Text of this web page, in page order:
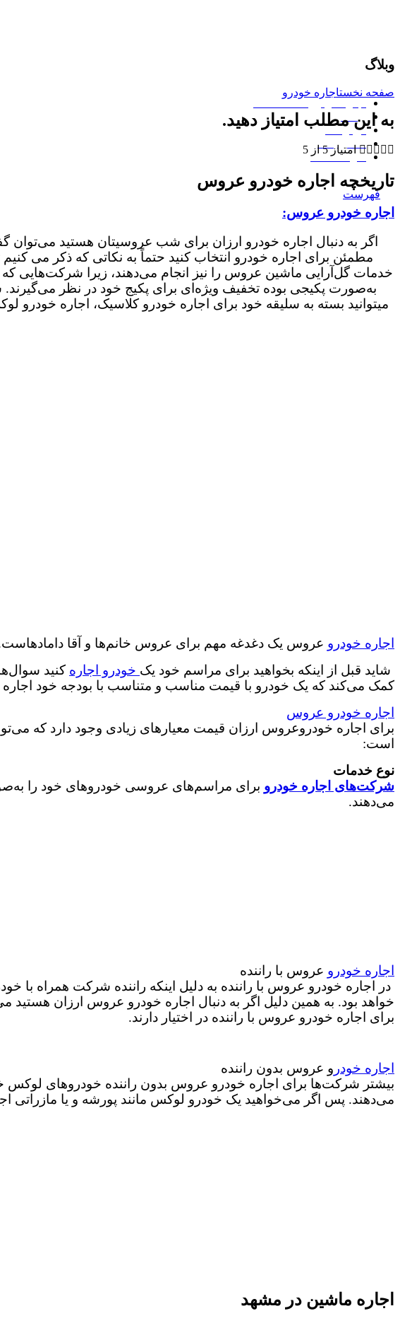
اجاره خودرو کالسکه طلایی
درباره ما
تماس با ما
سوالات متداول
09001701801
|
09159136970
فهرست
جستجو
وبلاگ
صفحه نخستاجاره خودرو
به این مطلب امتیاز دهید.
   امتیاز 5 از 5
تاریخچه اجاره خودرو عروس
اجاره خودرو عروس:
اگر به دنبال اجاره خودرو ارزان برای شب عروسیتان هستید می‌توان
مطمئن برای اجاره خودرو انتخاب کنید حتماً به نکاتی که ذکر می
خدمات گل‌آرایی ماشین عروس را نیز انجام می‌دهند، زیرا شرکت‌هایی که
به‌صورت پکیجی بوده تخفیف ویژه‌ای برای پکیج خود در نظر
میتوانید بسته به سلیقه خود برای اجاره خودرو کلاسیک، اجاره خودرو
اجاره خودرو عروس یک دغدغه مهم برای عروس خانم‌ها و آقا
شاید قبل از اینکه بخواهید برای مراسم خود یک خودرو اجاره کنید
کمک می‌کند که یک خودرو با قیمت مناسب و متناسب با بودجه خود اجاره
اجاره خودرو عروس
برای اجاره خودروعروس ارزان قیمت معیارهای زیادی وجود دارد که
است:
نوع خدمات
شرکت‌های اجاره خودرو برای مراسم‌های عروسی خودروهای خود را
می‌دهند.
اجاره خودرو عروس با راننده
در اجاره خودرو عروس با راننده به دلیل اینکه راننده شرکت همراه با
خواهد بود. به همین دلیل اگر به دنبال اجاره خودرو عروس ارزان هستید
برای اجاره خودرو عروس با راننده در اختیار دارند.
اجاره خودر و عروس بدون راننده
بیشتر شرکت‌ها برای اجاره خودرو عروس بدون راننده خودروهای لوکس خود
می‌دهند. پس اگر می‌خواهید یک خودرو لوکس مانند پورشه و یا مازراتی
اجاره ماشین در مشهد